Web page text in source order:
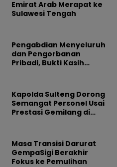
Emirat Arab Merapat ke
Sulawesi Tengah
Pengabdian Menyeluruh
dan Pengorbanan
Pribadi, Bukti Kasih
Kapolda Sulteng Dorong
Semangat Personel Usai
Prestasi Gemilang di
Masa Transisi Darurat
GempaSigi Berakhir
Fokus ke Pemulihan